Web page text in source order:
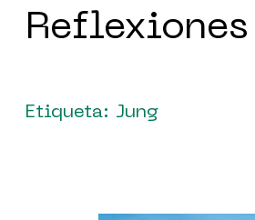
Etiqueta: Jung